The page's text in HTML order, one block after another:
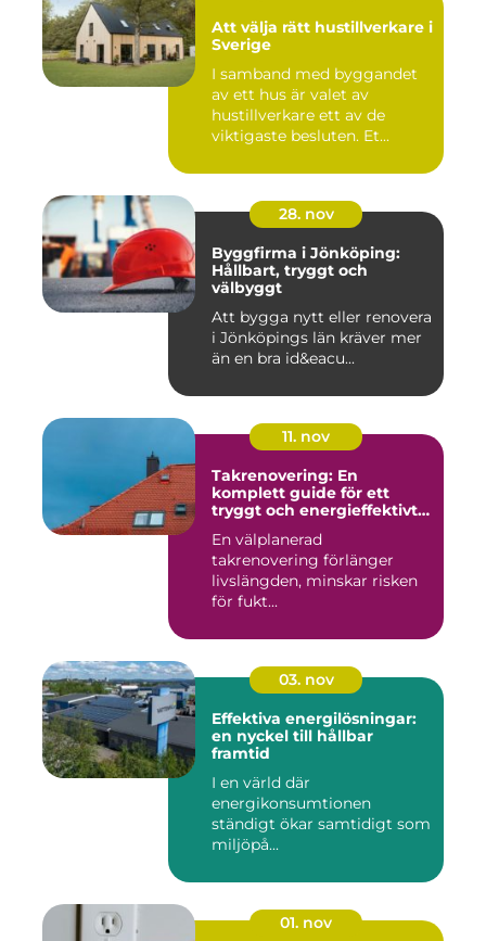
Att välja rätt hustillverkare i
Sverige
I samband med byggandet
av ett hus är valet av
hustillverkare ett av de
viktigaste besluten. Et...
28. nov
Byggfirma i Jönköping:
Hållbart, tryggt och
välbyggt
Att bygga nytt eller renovera
i Jönköpings län kräver mer
än en bra id&eacu...
11. nov
Takrenovering: En
komplett guide för ett
tryggt och energieffektivt
En välplanerad
takrenovering förlänger
livslängden, minskar risken
för fukt...
03. nov
Effektiva energilösningar:
en nyckel till hållbar
framtid
I en värld där
energikonsumtionen
ständigt ökar samtidigt som
miljöpå...
01. nov